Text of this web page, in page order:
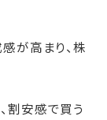
が高まり、株
割安感で買う